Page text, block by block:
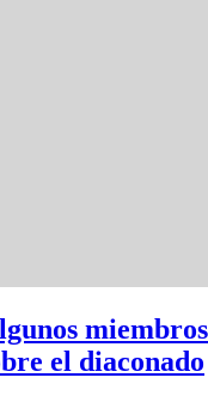
miembros
el diaconado